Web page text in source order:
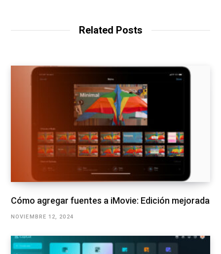
Related Posts
Cómo agregar fuentes a iMovie: Edición mejorada
NOVIEMBRE 12, 2024